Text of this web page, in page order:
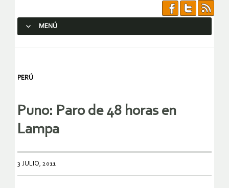
MENÚ
PERÚ
Puno: Paro de 48 horas en
Lampa
3 JULIO, 2011